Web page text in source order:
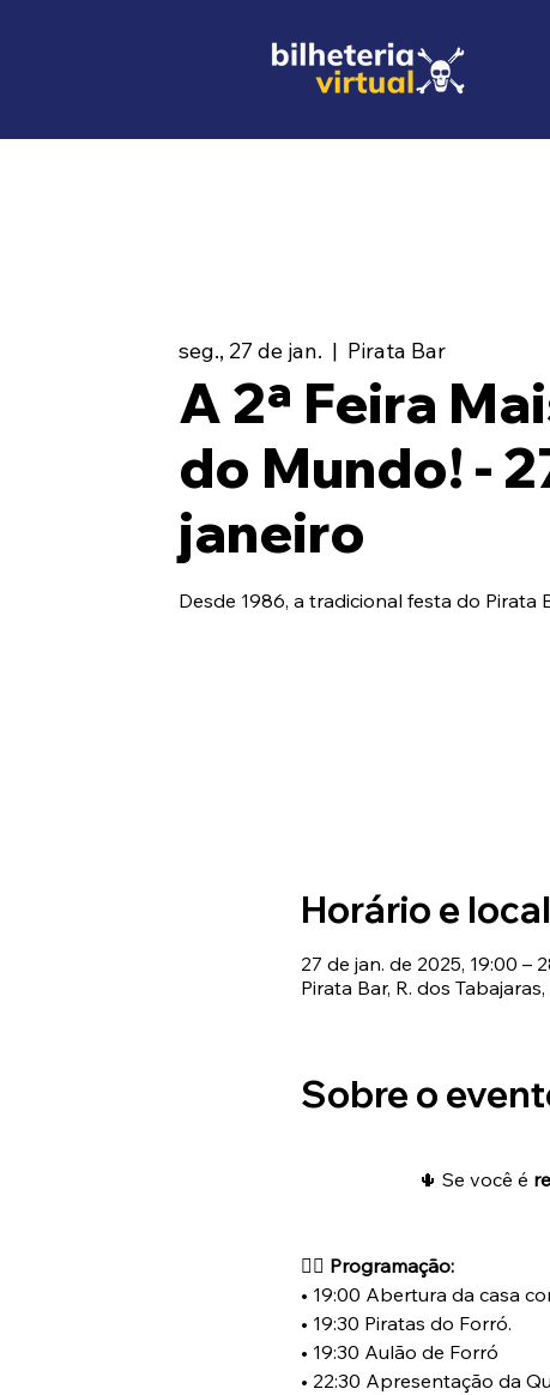
seg., 27 de jan.
  |
Pirata Bar
A 2ª Feira
do Mundo! -
janeiro
Horário e local
27 de jan. de 2025, 19:00 –
Pirata Bar, R. dos
Sobre o
🌵 Se você é
🏴‍☠️ Programação:
• 19:00 Abertura da casa
• 19:30 Piratas do Forró.
• 19:30 Aulão de Forró
• 22:30 Apresentação da